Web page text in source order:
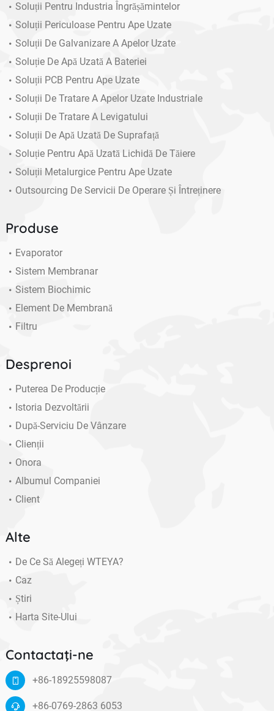
Soluții Pentru Industria Îngrășămintelor
Soluții Periculoase Pentru Ape Uzate
Soluții De Galvanizare A Apelor Uzate
Soluție De Apă Uzată A Bateriei
Soluții PCB Pentru Ape Uzate
Soluții De Tratare A Apelor Uzate Industriale
Soluții De Tratare A Levigatului
Soluții De Apă Uzată De Suprafață
Soluție Pentru Apă Uzată Lichidă De Tăiere
Soluții Metalurgice Pentru Ape Uzate
Outsourcing De Servicii De Operare Și Întreținere
Produse
Evaporator
Sistem Membranar
Sistem Biochimic
Element De Membrană
Filtru
Desprenoi
Puterea De Producție
Istoria Dezvoltării
După-Serviciu De Vânzare
Clienții
Onora
Albumul Companiei
Client
Alte
De Ce Să Alegeți WTEYA?
Caz
Știri
Harta Site-Ului
Contactaţi-ne
+86-18925598087
+86-0769-2863 6053